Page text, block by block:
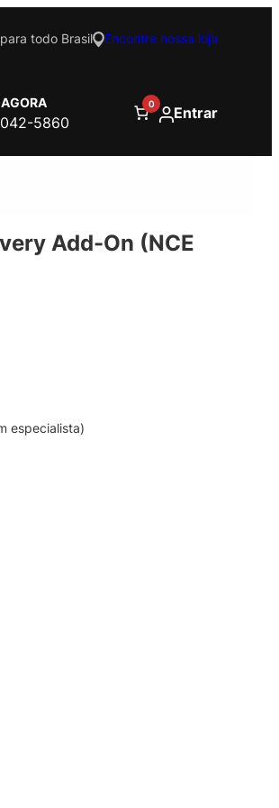
todo Brasil Encontre nossa loja
5860
0 Entrar
Add-On (NCE
especialista)